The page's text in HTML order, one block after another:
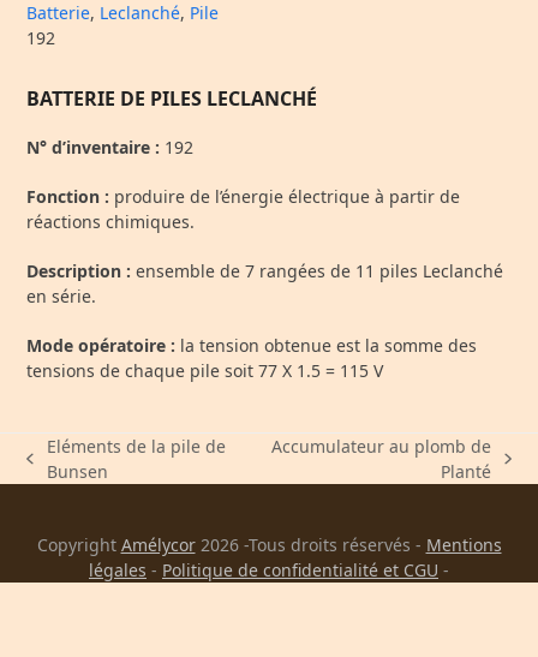
Batterie, Leclanché, Pile
192
BATTERIE DE PILES LECLANCHÉ
N° d’inventaire : 192
Fonction : produire de l’énergie électrique à partir de
réactions chimiques.
Description :ensemble de 7 rangées de 11 piles Leclanché
en série.
Mode opératoire : la tension obtenue est la somme des
tensions de chaque pile soit 77 X 1.5 = 115 V
previous
Eléments de la pile de
Bunsen
Accumulateur au plomb de
Planté
Copyright Amélycor2026 -Tous droits réservés - Mentions
légales - Politique de confidentialité et CGU -